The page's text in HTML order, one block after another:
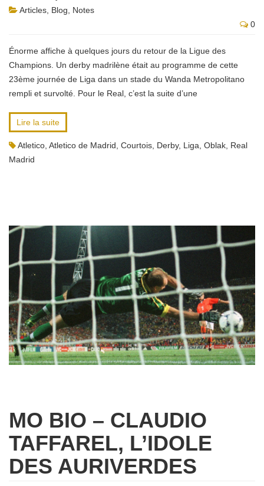
Articles Blog
Notes
0
Énorme affiche à quelques jours du retour de la Ligue des
Champions. Un derby madrilène était au programme de cette
23ème journée de Liga dans un stade du Wanda Metropolitano
rempli et survolté. Pour le Real, c’est la suite d’une
Lire la suite
Atletico Atletico de Madrid Courtois Derby, Liga Oblak Real
Madrid
MO BIO – CLAUDIO
TAFFAREL, L’IDOLE
DES AURIVERDES